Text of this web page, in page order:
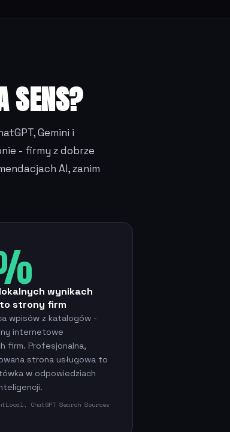
SENS?
Gemini i
- firmy z dobrze
AI, zanim
wynikach
to strony firm
wpisów z katalogów -
internetowe
firm. Profesjonalna,
strona usługowa to
w odpowiedziach
ChatGPT Search Sources